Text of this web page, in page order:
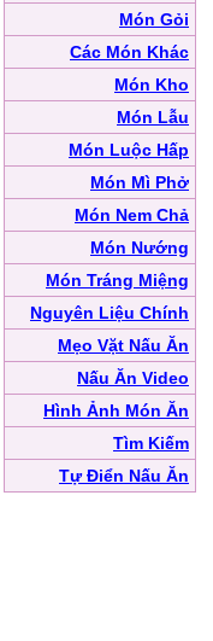
Món Gỏi
Các Món Khác
Món Kho
Món Lẫu
Món Luộc Hấp
Món Mì Phở
Món Nem Chả
Món Nướng
Món Tráng Miệng
Nguyên Liệu Chính
Mẹo Vặt Nấu Ăn
Nấu Ăn Video
Hình Ảnh Món Ăn
Tìm Kiếm
Tự Điển Nấu Ăn